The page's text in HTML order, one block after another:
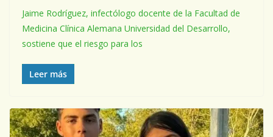
Jaime Rodríguez, infectólogo docente de la Facultad de
Medicina Clínica Alemana Universidad del Desarrollo,
sostiene que el riesgo para los
Leer más